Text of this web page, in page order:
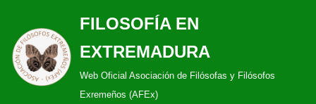
Saltar
al
contenido
FILOSOFÍA EN
EXTREMADURA
Web Oficial Asociación de Filósofas y Filósofos
Exremeños (AFEx)